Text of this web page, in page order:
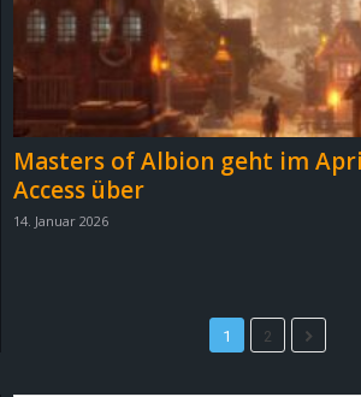
Masters of Albion geht im
Access über
14. Januar 2026
1 2